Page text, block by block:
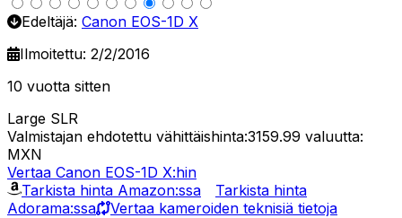
Edeltäjä: Canon EOS-1D X
Ilmoitettu: 2/2/2016
10 vuotta sitten
Large SLR
Valmistajan ehdotettu vähittäishinta:3159.99 valuutta:
MXN
Vertaa Canon EOS-1D X:hin
Tarkista hinta Amazon:ssa
Tarkista hinta
Adorama:ssa
Vertaa kameroiden teknisiä tietoja